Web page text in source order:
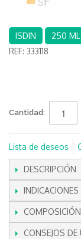
ISDIN
250 ML
REF: 333118
Cantidad:
Lista de deseos
DESCRIPCIÓN
INDICACIONES
COMPOSICIÓN
CONSEJOS DE